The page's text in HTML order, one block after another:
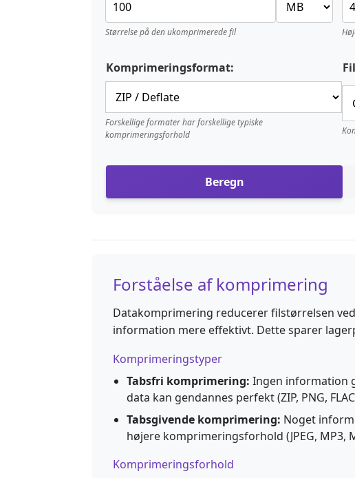
Størrelse på den ukomprimerede fil
Komprimeringsformat:
Forskellige formater har forskellige typiske
komprimeringsforhold
Beregn
Forståelse af komprimering
Datakomprimering reducerer filstørrelsen
information mere effektivt. Dette sparer
Komprimeringstyper
Tabsfri komprimering: Ingen information
data kan gendannes perfekt (ZIP, PNG,
Tabsgivende komprimering: Noget
højere komprimeringsforhold (JPEG, MP3,
Komprimeringsforhold